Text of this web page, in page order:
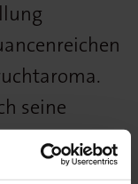
seine
bereichert
Suppen und